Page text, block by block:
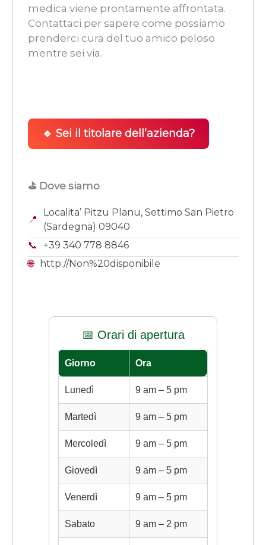
medica viene prontamente affrontata.
Contattaci per sapere come possiamo
prenderci cura del tuo amico peloso
mentre sei via.
🔹 Sei il titolare dell’azienda?
⛳ Dove siamo
📍
Localita’ Pitzu Planu, Settimo San Pietro
(Sardegna) 09040
📞
+39 340 778 8846
🌐
http://Non%20disponibile
📅 Orari di apertura
Giorno Ora
Lunedì 9 am – 5 pm
Martedì 9 am – 5 pm
Mercoledì 9 am – 5 pm
Giovedì 9 am – 5 pm
Venerdì 9 am – 5 pm
Sabato 9 am – 2 pm